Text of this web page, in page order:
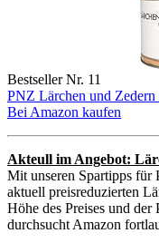
Bestseller Nr. 11
PNZ Lärchen und
Bei Amazon kaufen
Akteull im Angebot:
Mit unseren Spartipps für
aktuell preisreduzierten
Höhe des Preises und
durchsucht Amazon